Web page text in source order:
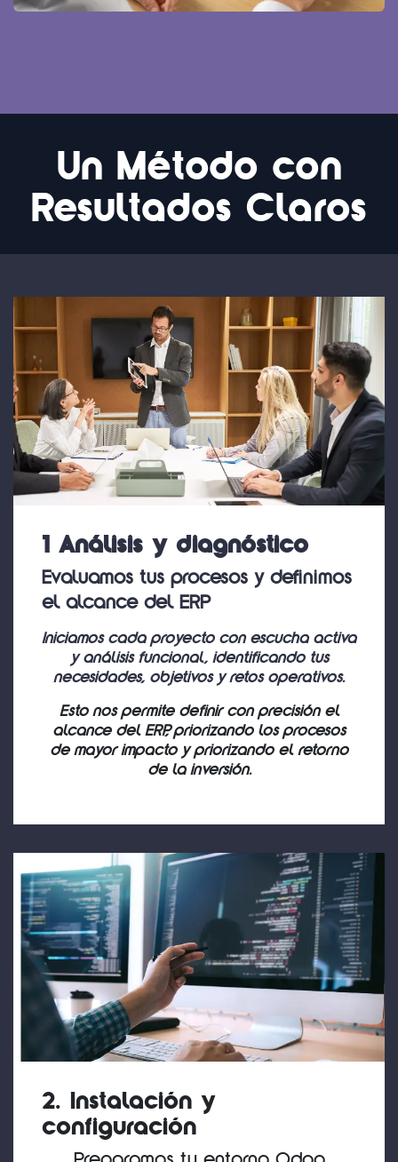
Un Método con
Resultados Claros
1 Análisis y diagnóstico
Evaluamos tus procesos y definimos
el alcance del ERP
​Iniciamos cada proyecto con escucha activa
y análisis funcional, identificando tus
necesidades, objetivos y retos operativos.
Esto nos permite definir con precisión el
alcance del ERP, priorizando los procesos
de mayor impacto y priorizando el retorno
de la inversión.
2. Instalación y
configuración